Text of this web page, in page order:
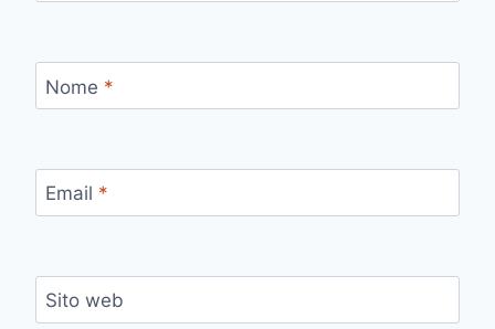
Nome *
Email *
Sito web